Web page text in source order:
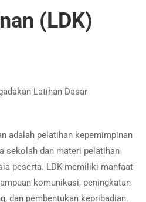
(LDK)
Latihan Dasar
adalah pelatihan kepemimpinan
sekolah dan materi pelatihan
peserta. LDK memiliki manfaat
komunikasi, peningkatan
dan pembentukan kepribadian.